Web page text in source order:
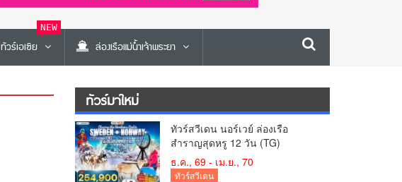
ทัวร์เอเซีย
NEW
ล่องเรือแม่น้ำเจ้าพระยา
ทัวร์มาใหม่
ทัวร์สวีเดน นอร์เวย์ ล่องเรือ
สำราญสุดหรู 12 วัน (TG)
ธ.ค., 69 - เม.ย., 70
ทัวร์สวีเดน